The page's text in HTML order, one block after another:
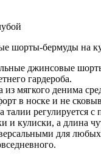
шорты-бермуды на
джинсовые
гардероба.
мягкого денима
в носке и не
талии регулируется
и кулиски, а длина
для